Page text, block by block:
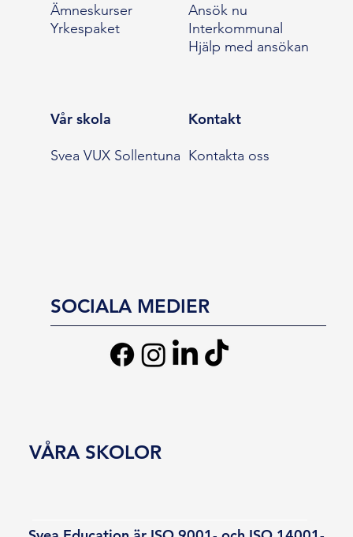
Ämneskurser
Yrkespaket
Ansök nu
Interkommunal
Hjälp med ansökan
Vår skola
Svea VUX Sollentuna
Kontakt
Kontakta oss
SOCIALA MEDIER
VÅRA SKOLOR